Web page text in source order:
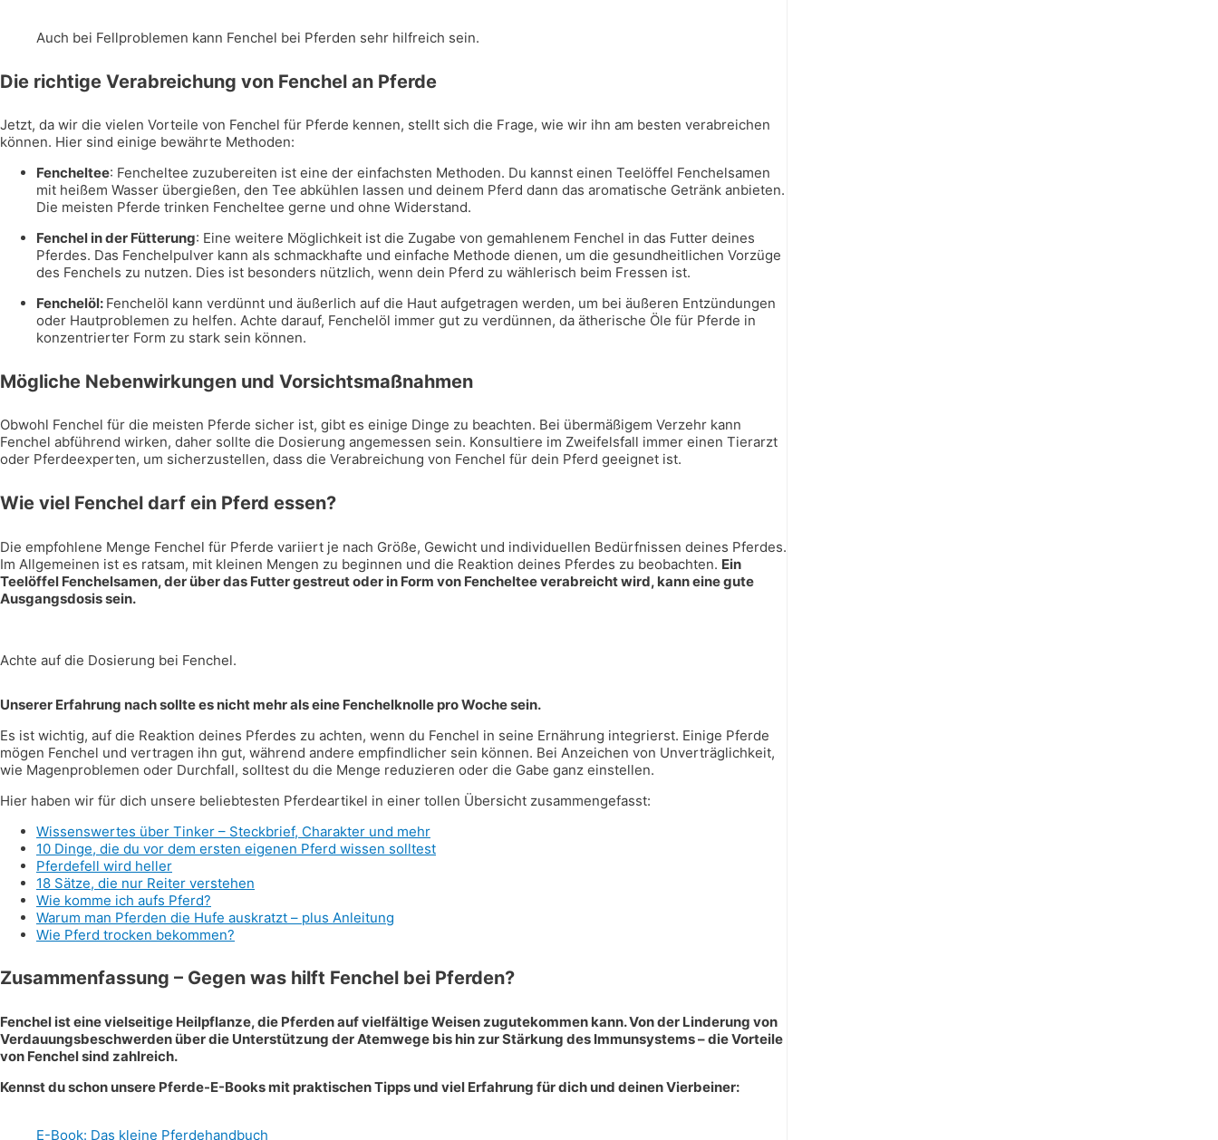
Auch bei Fellproblemen kann Fenchel bei Pferden sehr hilfreich sein.
Die richtige Verabreichung von Fenchel an Pferde
Jetzt, da wir die vielen Vorteile von Fenchel für Pferde kennen, stellt sich die Frage, wie wir ihn am besten verabreichen
können. Hier sind einige bewährte Methoden:
Fencheltee: Fencheltee zuzubereiten ist eine der einfachsten Methoden. Du kannst einen Teelöffel Fenchelsamen
mit heißem Wasser übergießen, den Tee abkühlen lassen und deinem Pferd dann das aromatische Getränk anbieten.
Die meisten Pferde trinken Fencheltee gerne und ohne Widerstand.
Fenchel in der Fütterung: Eine weitere Möglichkeit ist die Zugabe von gemahlenem Fenchel in das Futter deines
Pferdes. Das Fenchelpulver kann als schmackhafte und einfache Methode dienen, um die gesundheitlichen Vorzüge
des Fenchels zu nutzen. Dies ist besonders nützlich, wenn dein Pferd zu wählerisch beim Fressen ist.
Fenchelöl: Fenchelöl kann verdünnt und äußerlich auf die Haut aufgetragen werden, um bei äußeren Entzündungen
oder Hautproblemen zu helfen. Achte darauf, Fenchelöl immer gut zu verdünnen, da ätherische Öle für Pferde in
konzentrierter Form zu stark sein können.
Mögliche Nebenwirkungen und Vorsichtsmaßnahmen
Obwohl Fenchel für die meisten Pferde sicher ist, gibt es einige Dinge zu beachten. Bei übermäßigem Verzehr kann
Fenchel abführend wirken, daher sollte die Dosierung angemessen sein. Konsultiere im Zweifelsfall immer einen Tierarzt
oder Pferdeexperten, um sicherzustellen, dass die Verabreichung von Fenchel für dein Pferd geeignet ist.
Wie viel Fenchel darf ein Pferd essen?
Die empfohlene Menge Fenchel für Pferde variiert je nach Größe, Gewicht und individuellen Bedürfnissen deines Pferdes.
Im Allgemeinen ist es ratsam, mit kleinen Mengen zu beginnen und die Reaktion deines Pferdes zu beobachten. Ein
Teelöffel Fenchelsamen, der über das Futter gestreut oder in Form von Fencheltee verabreicht wird, kann eine gute
Ausgangsdosis sein.
Achte auf die Dosierung bei Fenchel.
Unserer Erfahrung nach sollte es nicht mehr als eine Fenchelknolle pro Woche sein.
Es ist wichtig, auf die Reaktion deines Pferdes zu achten, wenn du Fenchel in seine Ernährung integrierst. Einige Pferde
mögen Fenchel und vertragen ihn gut, während andere empfindlicher sein können. Bei Anzeichen von Unverträglichkeit,
wie Magenproblemen oder Durchfall, solltest du die Menge reduzieren oder die Gabe ganz einstellen.
Hier haben wir für dich unsere beliebtesten Pferdeartikel in einer tollen Übersicht zusammengefasst:
Wissenswertes über Tinker – Steckbrief, Charakter und mehr
10 Dinge, die du vor dem ersten eigenen Pferd wissen solltest
Pferdefell wird heller
18 Sätze, die nur Reiter verstehen
Wie komme ich aufs Pferd?
Warum man Pferden die Hufe auskratzt – plus Anleitung
Wie Pferd trocken bekommen?
Zusammenfassung – Gegen was hilft Fenchel bei Pferden?
Fenchel ist eine vielseitige Heilpflanze, die Pferden auf vielfältige Weisen zugutekommen kann. Von der Linderung von
Verdauungsbeschwerden über die Unterstützung der Atemwege bis hin zur Stärkung des Immunsystems – die Vorteile
von Fenchel sind zahlreich.
Kennst du schon unsere Pferde-E-Books mit praktischen Tipps und viel Erfahrung für dich und deinen Vierbeiner:
E-Book: Das kleine Pferdehandbuch